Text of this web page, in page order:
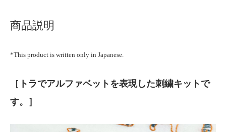
商品説明
*This product is written only in Japanese.
［トラでアルファベットを表現した刺繍キットで
す。］